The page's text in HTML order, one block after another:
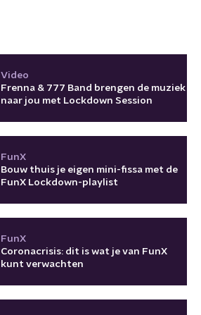
Video
Frenna & 777 Band brengen de muziek
naar jou met Lockdown Session
FunX
Bouw thuis je eigen mini-fissa met de
FunX Lockdown-playlist
FunX
Coronacrisis: dit is wat je van FunX
kunt verwachten